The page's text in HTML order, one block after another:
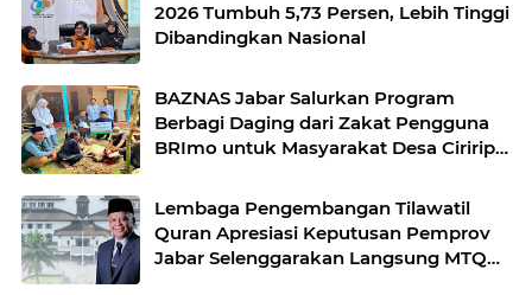
2026 Tumbuh 5,73 Persen, Lebih Tinggi
Dibandingkan Nasional
BAZNAS Jabar Salurkan Program
Berbagi Daging dari Zakat Pengguna
BRImo untuk Masyarakat Desa Ciririp
Lembaga Pengembangan Tilawatil
Quran Apresiasi Keputusan Pemprov
Jabar Selenggarakan Langsung MTQ